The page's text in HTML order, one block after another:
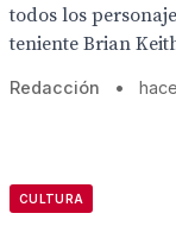
todos los
teniente Brian
Redacción •
CULTURA